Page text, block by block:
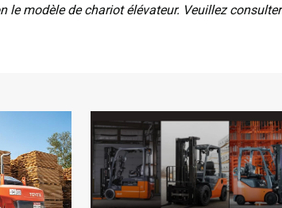
le modèle de chariot élévateur. Veuillez